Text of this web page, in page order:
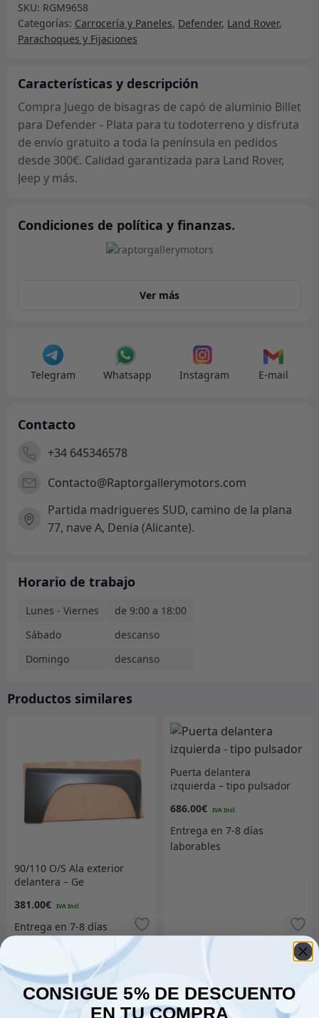
de
capó
de
Billet
para
Defender
-
Plata
cantidad
SKU: RGM9658
Categorías: Carrocería y Paneles, Defender, Land Rover,
Parachoques y Fijaciones
Características y descripción
Compra Juego de bisagras de capó de aluminio Billet
para Defender - Plata para tu todoterreno y disfruta
de envío gratuito a toda la península en pedidos
desde 300€. Calidad garantizada para Land Rover,
Jeep y más.
Condiciones de política y finanzas.
Ver más
Telegram Whatsapp Instagram E-mail
Contacto
+34 645346578
Contacto@Raptorgallerymotors.com
Partida madrigueres SUD, camino de la plana
77, nave A, Denia (Alicante).
Horario de trabajo
Lunes - Viernes
de 9:00 a 18:00
Sábado
descanso
Domingo
descanso
Productos similares
90/110 O/S Ala exterior
delantera – Ge
381.00€
Añadir al carrito
Puerta delantera
izquierda – tipo pulsador
686.00€
Añadir al carrito
CONSIGUE 5% DE DESCUENTO
EN TU COMPRA